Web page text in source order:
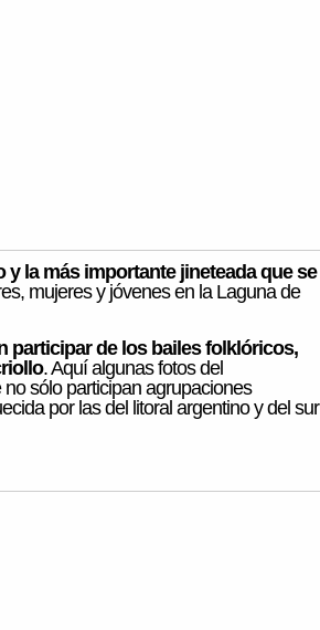
y la más importante jineteada que se
mujeres y jóvenes en la Laguna de
participar de los bailes folklóricos,
. Aquí algunas fotos del
sólo participan agrupaciones
por las del litoral argentino y del sur